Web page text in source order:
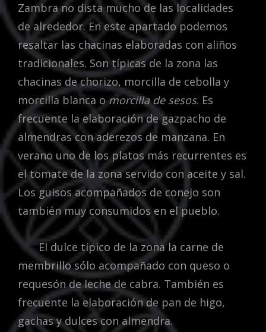
Zambra no dista mucho de las localidades
de alrededor. En este apartado podemos
resaltar las chacinas elaboradas con aliños
tradicionales. Son típicas de la zona las
chacinas de chorizo, morcilla de cebolla y
morcilla blanca omorcilla de sesos. Es
frecuente la elaboración de gazpacho de
almendras con aderezos de manzana. En
verano uno de los platos más recurrentes es
el tomate de la zona servido con aceite y sal.
Los guisos acompañados de conejo son
también muy consumidos en el pueblo.
El dulce típico de la zona la carne de
membrillo sólo acompañado con queso o
requesón de leche de cabra. También es
frecuente la elaboración de pan de higo,
gachas y dulces con almendra.